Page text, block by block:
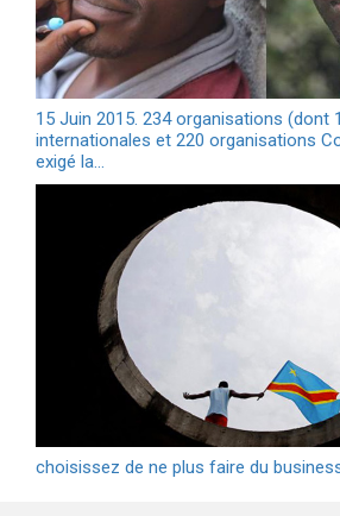
15 Juin 2015. 234 organisations (dont
internationales et 220 organisations
exigé la…
choisissez de ne plus faire du